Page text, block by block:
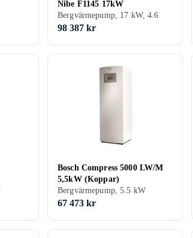
Nibe F1145 17kW
Bergvärmepump, 17 kW, 4.6
98 387 kr
Bosch Compress 5000 LW/M
5,5kW (Koppar)
Bergvärmepump, 5.5 kW
67 473 kr